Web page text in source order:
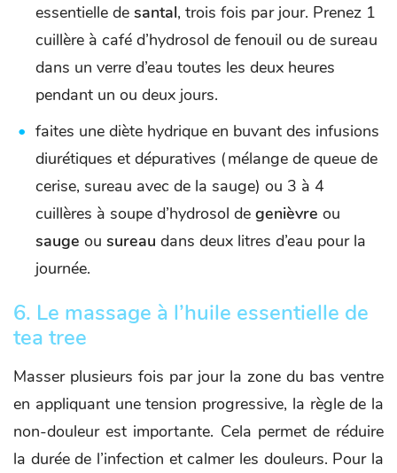
essentielle de santal, trois fois par jour. Prenez 1
cuillère à café d’hydrosol de fenouil ou de sureau
dans un verre d’eau toutes les deux heures
pendant un ou deux jours.
faites une diète hydrique en buvant des infusions
diurétiques et dépuratives (mélange de queue de
cerise, sureau avec de la sauge) ou 3 à 4
cuillères à soupe d’hydrosol de genièvre ou
sauge ou sureau dans deux litres d’eau pour la
journée.
6. Le massage à l’huile essentielle de
tea tree
Masser plusieurs fois par jour la zone du bas ventre
en appliquant une tension progressive, la règle de la
non-douleur est importante. Cela permet de réduire
la durée de l’infection et calmer les douleurs. Pour la